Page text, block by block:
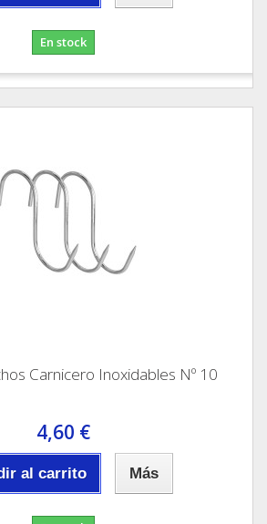
En stock
Carnicero Inoxidables Nº 10
4,60 €
al carrito Más